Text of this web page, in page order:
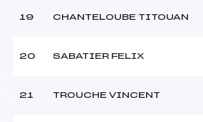
19 CHANTELOUBE TITOUAN
20 SABATIER FELIX
21 TROUCHE VINCENT